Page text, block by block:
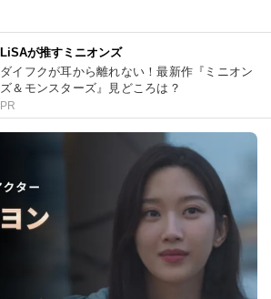
LiSAが推すミニオンズ
ダイフクが耳から離れない！最新作『ミニオン
ズ＆モンスターズ』見どころは？
PR